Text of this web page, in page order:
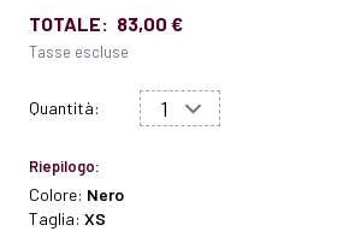
TOTALE: 83,00 €
Tasse escluse
Quantità:
Riepilogo:
Colore: Nero
Taglia: XS